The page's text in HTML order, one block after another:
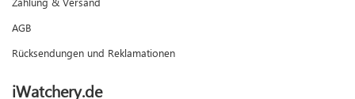
AGB
Rücksendungen und Reklamationen
iWatchery.de